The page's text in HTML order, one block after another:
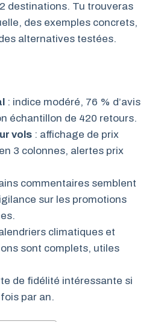
destinations. Tu trouveras
des exemples concrets,
alternatives testées.
: indice modéré, 76 % d’avis
échantillon de 420 retours.
vols : affichage de prix
3 colonnes, alertes prix
commentaires semblent
sur les promotions
climatiques et
sont complets, utiles
de fidélité intéressante si
par an.